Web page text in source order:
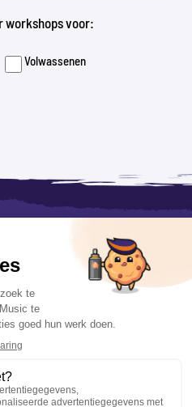
workshops voor:
Volwassenen
VOLG ONS